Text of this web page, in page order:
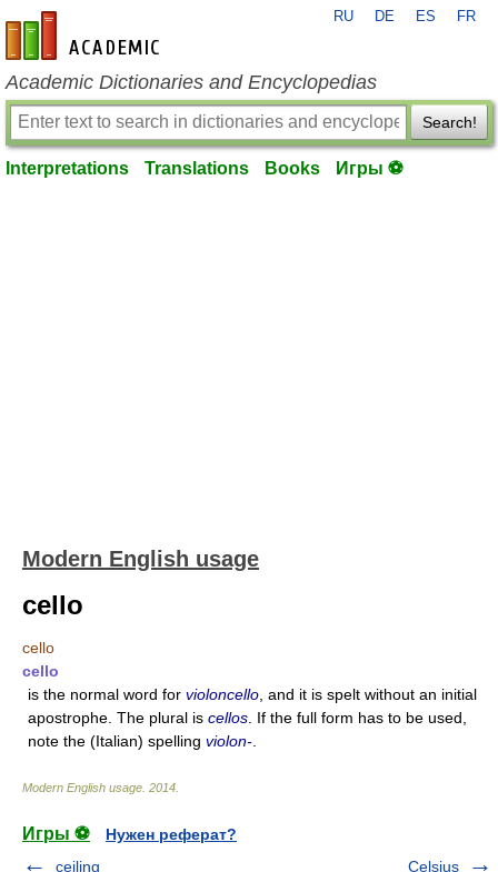
en-academic.com
RU DE ES FR
Academic Dictionaries and Encyclopedias
Search!
Interpretations Translations Books Игры ⚽
Modern English usage
cello
cello
cello
is the normal word for violoncello , and it is spelt without an initial
apostrophe. The plural is cellos . If the full form has to be used,
note the (Italian) spelling violon-
Modern English usage 2014
Игры ⚽
Нужен реферат?
ceiling
Celsius